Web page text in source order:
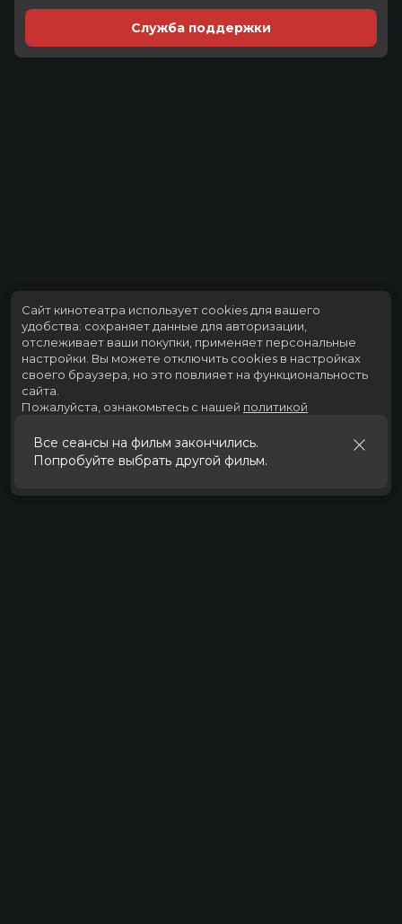
Служба поддержки
Все сеансы на фильм закончились.
Попробуйте выбрать другой фильм.
Сайт кинотеатра использует cookies для вашего
удобства: сохраняет данные для авторизации,
отслеживает ваши покупки, применяет персональные
настройки. Вы можете отключить cookies в настройках
своего браузера, но это повлияет на функциональность
сайта.
Пожалуйста, ознакомьтесь с нашей политикой
Принять